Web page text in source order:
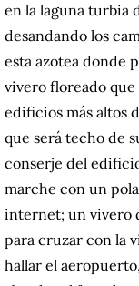
en la laguna turbia
desandando los
esta azotea donde
vivero floreado que
edificios más altos
que será techo de
conserje del
marche con un
internet; un vivero
para cruzar con la
hallar el